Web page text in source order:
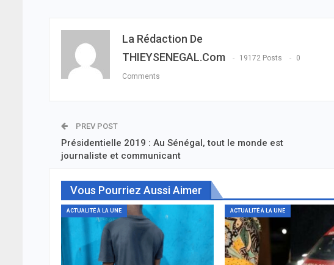
La Rédaction De
THIEYSENEGAL.com
19172 Posts 0
Comments
PREV POST
Présidentielle 2019 : Au Sénégal, tout le monde est
journaliste et communicant
Vous Pourriez Aussi Aimer
ACTUALITÉ À LA UNE ACTUALITÉ À LA UNE